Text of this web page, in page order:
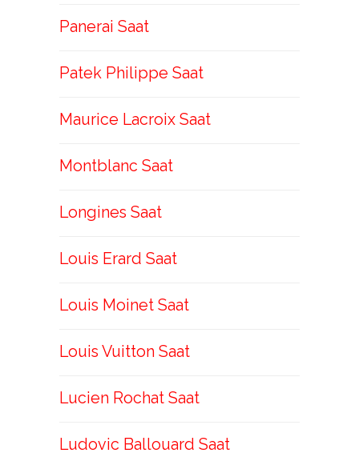
Panerai Saat
Patek Philippe Saat
Maurice Lacroix Saat
Montblanc Saat
Longines Saat
Louis Erard Saat
Louis Moinet Saat
Louis Vuitton Saat
Lucien Rochat Saat
Ludovic Ballouard Saat